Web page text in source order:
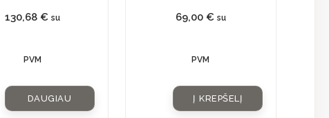
130,68€ su
PVM
DAUGIAU
69,00 € su
PVM
Į KREPŠELĮ